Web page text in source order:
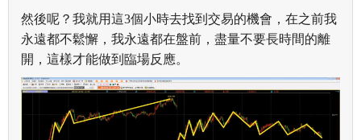
然後呢？我就用這3個小時去找到交易的機會，在之前我
永遠都不鬆懈，我永遠都在盤前，盡量不要長時間的離
開，這樣才能做到臨場反應。